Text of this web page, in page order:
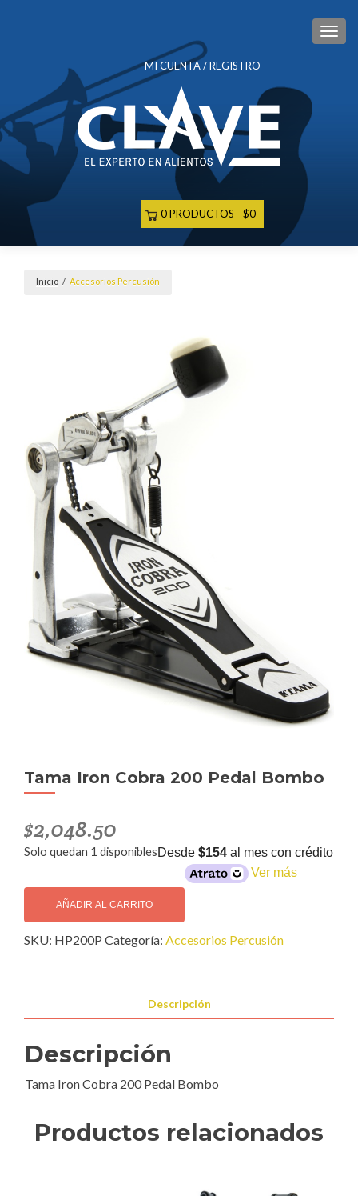
MI CUENTA / REGISTRO
0 PRODUCTOS $0
Inicio / Accesorios Percusión
Tama Iron Cobra 200 Pedal Bombo
$2,048.50
Solo quedan 1 disponibles
Tama
Cobra
200
AÑADIR AL CARRITO
Desde $154 al mes con crédito
Ver más
SKU: HP200P Categoría: Accesorios Percusión
Descripción
Descripción
Tama Iron Cobra 200 Pedal Bombo
Productos relacionados